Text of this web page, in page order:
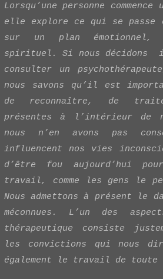
Lorsqu’une personne
elle explore ce qui se
sur un plan émotionnel,
spirituel. Si nous décidons
consulter un
nous savons qu’il est
de reconnaître, de
présentes à l’intérieur de
nous n’en avons pas
influencent nos vies
d’être fou aujourd’hui
travail, comme les gens le
Nous admettons à présent le
méconnues. L’un des
thérapeutique consiste
les convictions qui nous
également le travail de toute